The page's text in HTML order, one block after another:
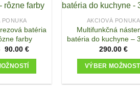
PONUKA
batéria
farby
Original
was:
140.00 €.
90.00 €Current
is:
90.00 €.
AKCIOVÁ PONUKA
Multifunkčná
batéria do kuchyne –
290.00 €
VÝBER MOŽNOSTÍ